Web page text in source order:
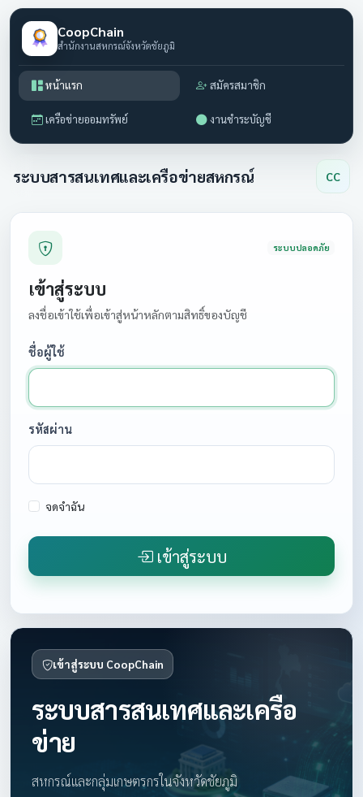
CoopChain
สำนักงานสหกรณ์จังหวัดชัยภูมิ
หน้าแรก สมัครสมาชิก
เครือข่ายออมทรัพย์ งานชำระบัญชี
ระบบสารสนเทศและเครือข่ายสหกรณ์ CC
ระบบปลอดภัย
เข้าสู่ระบบ
ลงชื่อเข้าใช้เพื่อเข้าสู่หน้าหลักตามสิทธิ์ของบัญชี
ชื่อผู้ใช้
รหัสผ่าน
จดจำฉัน
เข้าสู่ระบบ
เข้าสู่ระบบ CoopChain
ระบบสารสนเทศและเครือ
ข่าย
สหกรณ์และกลุ่มเกษตรกรในจังหวัดชัยภูมิ